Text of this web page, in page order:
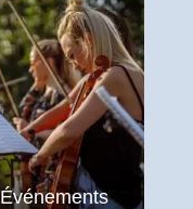
Événements